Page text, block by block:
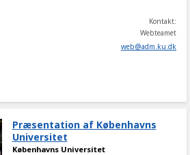
Kontakt:
Webteamet
web@adm.ku.dk
Præsentation af Københavns
Universitet
Københavns Universitet